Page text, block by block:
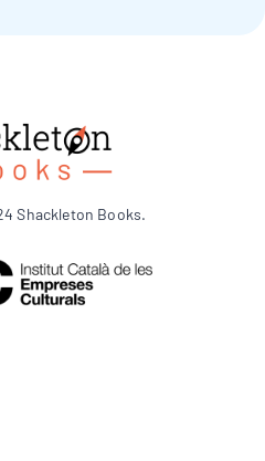
Shackleton Books.